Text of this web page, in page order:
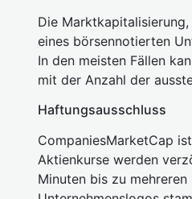
Die
eines börsennotierten
In den meisten Fällen
mit der Anzahl der
Haftungsausschluss
CompaniesMarketCap
Aktienkurse werden
Minuten bis zu